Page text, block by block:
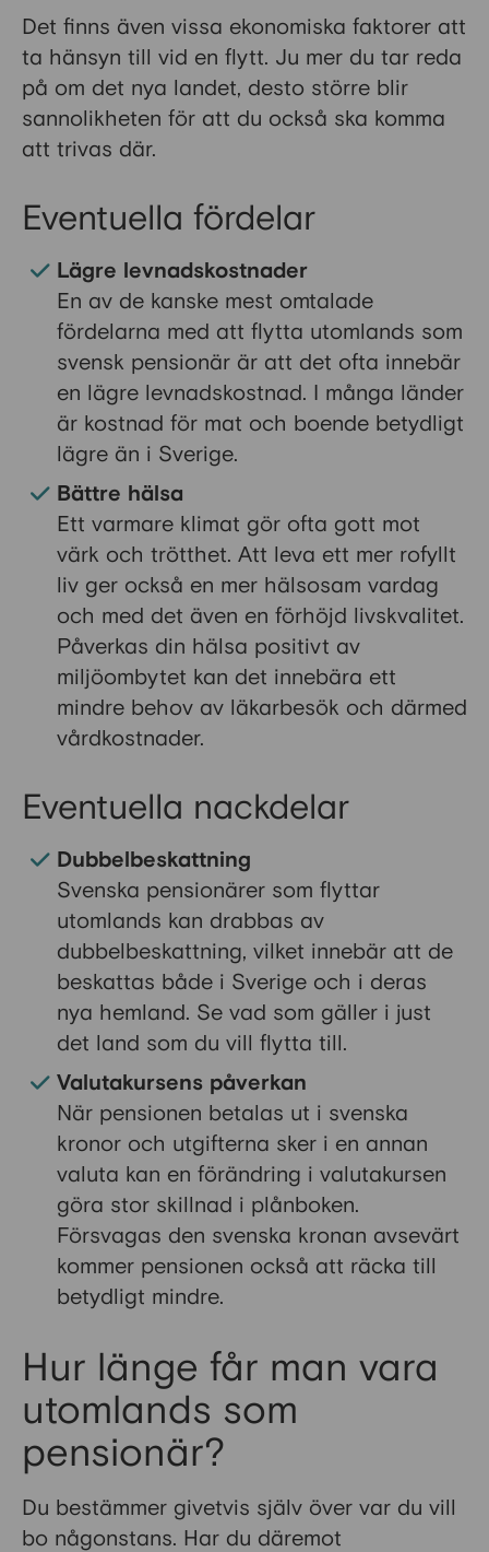
Det finns även vissa ekonomiska faktorer att
ta hänsyn till vid en flytt. Ju mer du tar reda
på om det nya landet, desto större blir
sannolikheten för att du också ska komma
att trivas där.
Eventuella fördelar
Lägre levnadskostnader
En av de kanske mest omtalade
fördelarna med att flytta utomlands som
svensk pensionär är att det ofta innebär
en lägre levnadskostnad. I många länder
är kostnad för mat och boende betydligt
lägre än i Sverige.
Bättre hälsa
Ett varmare klimat gör ofta gott mot
värk och trötthet. Att leva ett mer rofyllt
liv ger också en mer hälsosam vardag
och med det även en förhöjd livskvalitet.
Påverkas din hälsa positivt av
miljöombytet kan det innebära ett
mindre behov av läkarbesök och därmed
vårdkostnader.
Eventuella nackdelar
Dubbelbeskattning
Svenska pensionärer som flyttar
utomlands kan drabbas av
dubbelbeskattning, vilket innebär att de
beskattas både i Sverige och i deras
nya hemland. Se vad som gäller i just
det land som du vill flytta till.
Valutakursens påverkan
När pensionen betalas ut i svenska
kronor och utgifterna sker i en annan
valuta kan en förändring i valutakursen
göra stor skillnad i plånboken.
Försvagas den svenska kronan avsevärt
kommer pensionen också att räcka till
betydligt mindre.
Hur länge får man vara
utomlands som
pensionär?
Du bestämmer givetvis själv över var du vill
bo någonstans. Har du däremot